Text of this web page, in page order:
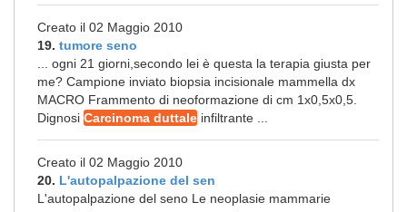
Creato il 02 Maggio 2010
19. tumore seno
... ogni 21 giorni,secondo lei è questa la terapia giusta per
me? Campione inviato biopsia incisionale mammella dx
MACRO Frammento di neoformazione di cm 1x0,5x0,5.
Dignosi Carcinoma duttale infiltrante ...
Creato il 02 Maggio 2010
20. L'autopalpazione del sen
L'autopalpazione del seno Le neoplasie mammarie